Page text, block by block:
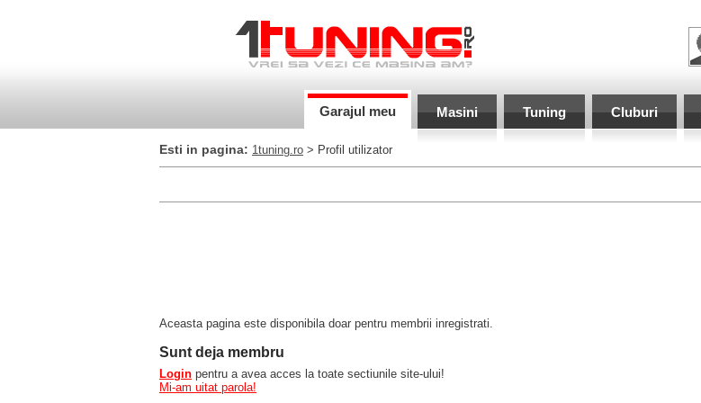
Garajul meu Masini Tuning Cluburi
Esti in pagina: 1tuning.ro > Profil utilizator
Aceasta pagina este disponibila doar pentru membrii inregistrati.
Sunt deja membru
Login pentru a avea acces la toate sectiunile site-ului!
Mi-am uitat parola!